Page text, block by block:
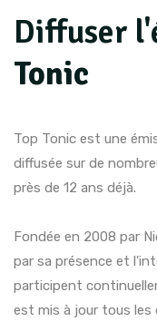
Diffuser
Tonic
Top Tonic est une
diffusée sur de
près de 12 ans déjà.
Fondée en 2008 par
par sa présence et
participent
est mis à jour tous les